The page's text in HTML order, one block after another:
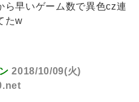
ら早いゲーム数で異色cz連
たw
2018/10/09(火)